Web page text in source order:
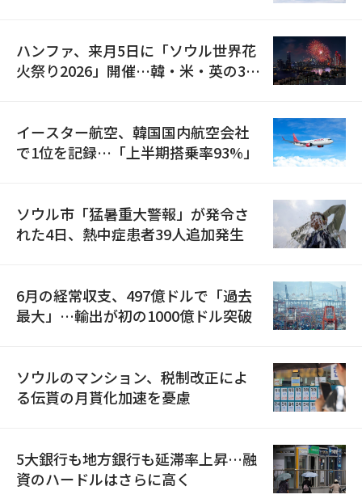
ハンファ、来月5日に「ソウル世界花
火祭り2026」開催…韓・米・英の3カ
イースター航空、韓国国内航空会社
で1位を記録…「上半期搭乗率93%」
ソウル市「猛暑重大警報」が発令さ
れた4日、熱中症患者39人追加発生
6月の経常収支、497億ドルで「過去
最大」…輸出が初の1000億ドル突破
ソウルのマンション、税制改正によ
る伝貰の月貰化加速を憂慮
5大銀行も地方銀行も延滞率上昇…融
資のハードルはさらに高く